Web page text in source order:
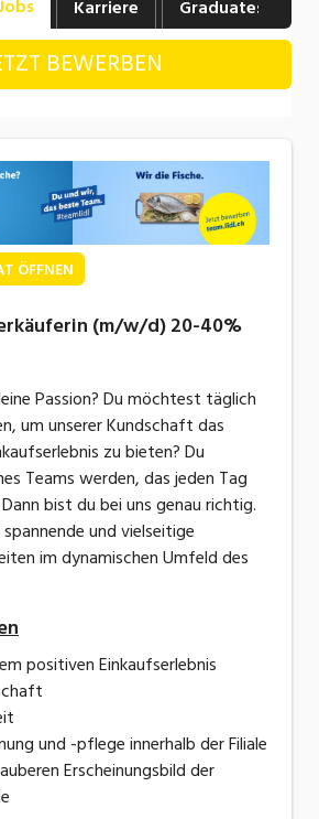
Anlagenbau,
Wellness
Medien, Druck
Optik, Textil (Fertigung)
Pflege
Polizei, Zoll
Kundenberatung,
Karriere Graduates
BEWERBEN
ÖFFNEN
(m/w/d) 20-40%
Passion? Du möchtest täglich
um unserer Kundschaft das
zu bieten? Du
Teams werden, das jeden Tag
bist du bei uns genau richtig.
und vielseitige
im dynamischen Umfeld des
positiven Einkaufserlebnis
und -pflege innerhalb der Filiale
Erscheinungsbild der